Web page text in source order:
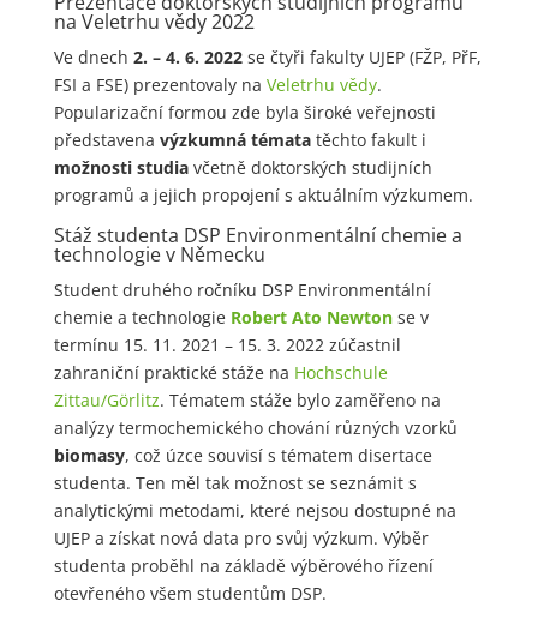
na Veletrhu vědy 2022
Ve dnech 2. – 4. 6. 2022se čtyři fakulty UJEP (FŽP, PřF,
FSI a FSE) prezentovaly na Veletrhu vědy.
Popularizační formou zde byla široké veřejnosti
představena výzkumná tématatěchto fakult i
možnosti studiavčetně doktorských studijních
programů a jejich propojení s aktuálním výzkumem.
Stáž studenta DSP Environmentální chemie a
technologie v Německu
Student druhého ročníku DSP Environmentální
chemie a technologie Robert Ato Newtonse v
termínu 15. 11. 2021 – 15. 3. 2022 zúčastnil
zahraniční praktické stáže na Hochschule
Zittau/Görlitz. Tématem stáže bylo zaměřeno na
analýzy termochemického chování různých vzorků
biomasy, což úzce souvisí s tématem disertace
studenta. Ten měl tak možnost se seznámit s
analytickými metodami, které nejsou dostupné na
UJEP a získat nová data pro svůj výzkum. Výběr
studenta proběhl na základě výběrového řízení
otevřeného všem studentům DSP.